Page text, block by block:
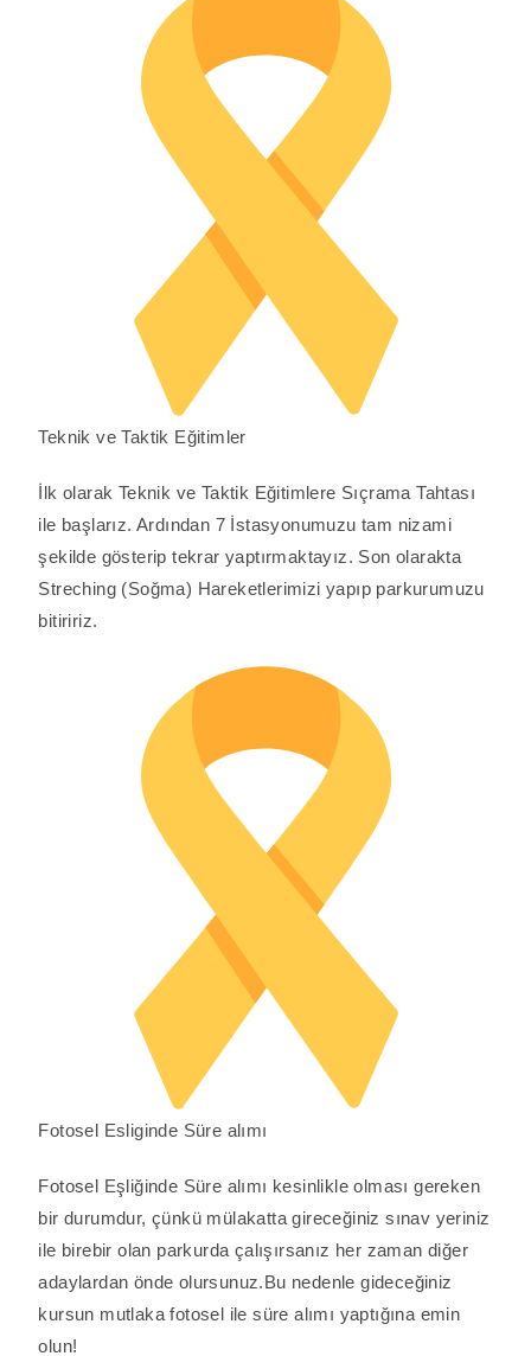
Teknik ve Taktik Eğitimler
İlk olarak Teknik ve Taktik Eğitimlere Sıçrama Tahtası
ile başlarız. Ardından 7 İstasyonumuzu tam nizami
şekilde gösterip tekrar yaptırmaktayız. Son olarakta
Streching (Soğma) Hareketlerimizi yapıp parkurumuzu
bitiririz.
Fotosel Esliginde Süre alımı
Fotosel Eşliğinde Süre alımı kesinlikle olması gereken
bir durumdur, çünkü mülakatta gireceğiniz sınav yeriniz
ile birebir olan parkurda çalışırsanız her zaman diğer
adaylardan önde olursunuz.Bu nedenle gideceğiniz
kursun mutlaka fotosel ile süre alımı yaptığına emin
olun!